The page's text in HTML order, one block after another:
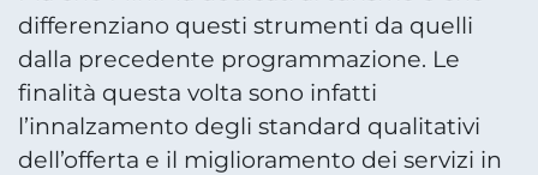
differenziano questi strumenti da quelli
dalla precedente programmazione. Le
finalità questa volta sono infatti
l’innalzamento degli standard qualitativi
dell’offerta e il miglioramento dei servizi in